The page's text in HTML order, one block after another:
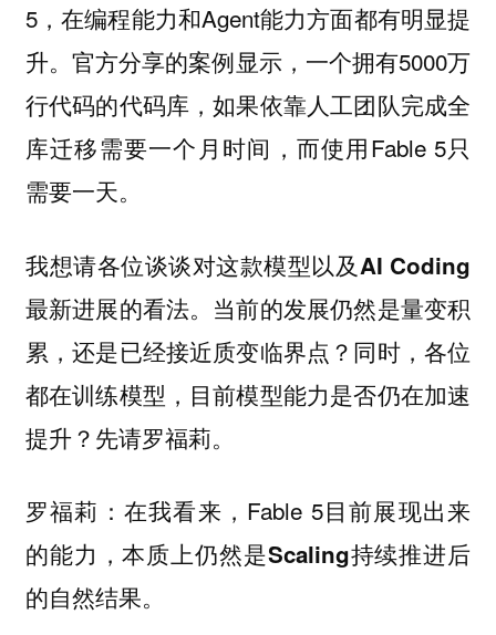
5，在编程能力和Agent能力方面都有明显提
升。官方分享的案例显示，一个拥有5000万
行代码的代码库，如果依靠人工团队完成全
库迁移需要一个月时间，而使用Fable 5只
需要一天。
我想请各位谈谈对这款模型以及AI Coding
最新进展的看法。当前的发展仍然是量变积
累，还是已经接近质变临界点？同时，各位
都在训练模型，目前模型能力是否仍在加速
提升？ 先请罗福莉。
罗福莉： 在我看来，Fable 5目前展现出来
的能力，本质上仍然是Scaling持续推进后
的自然结果。